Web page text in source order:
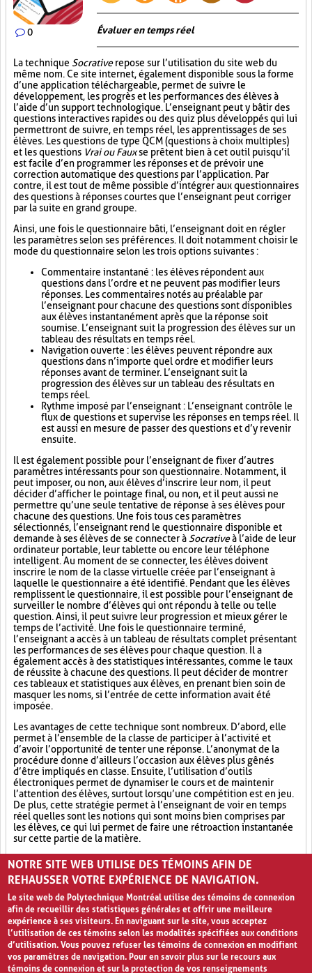
0 Évaluer en temps réel
La technique Socrativerepose sur l’utilisation du site web du
même nom. Ce site internet, également disponible sous la forme
d’une application téléchargeable, permet de suivre le
développement, les progrès et les performances des élèves à
l’aide d’un support technologique. L’enseignant peut y bâtir des
questions interactives rapides ou des quiz plus développés qui lui
permettront de suivre, en temps réel, les apprentissages de ses
élèves. Les questions de type QCM (questions à choix multiples)
et les questions Vrai ou Fauxse prêtent bien à cet outil puisqu’il
est facile d’en programmer les réponses et de prévoir une
correction automatique des questions par l’application. Par
contre, il est tout de même possible d’intégrer aux questionnaires
des questions à réponses courtes que l’enseignant peut corriger
par la suite en grand groupe.
Ainsi, une fois le questionnaire bâti, l’enseignant doit en régler
les paramètres selon ses préférences. Il doit notamment choisir le
mode du questionnaire selon les trois options suivantes :
Commentaire instantané : les élèves répondent aux
questions dans l’ordre et ne peuvent pas modifier leurs
réponses. Les commentaires notés au préalable par
l’enseignant pour chacune des questions sont disponibles
aux élèves instantanément après que la réponse soit
soumise. L’enseignant suit la progression des élèves sur un
tableau des résultats en temps réel.
Navigation ouverte : les élèves peuvent répondre aux
questions dans n’importe quel ordre et modifier leurs
réponses avant de terminer. L’enseignant suit la
progression des élèves sur un tableau des résultats en
temps réel.
Rythme imposé par l’enseignant : L’enseignant contrôle le
flux de questions et supervise les réponses en temps réel. Il
est aussi en mesure de passer des questions et d’y revenir
ensuite.
Il est également possible pour l’enseignant de fixer d’autres
paramètres intéressants pour son questionnaire. Notamment, il
peut imposer, ou non, aux élèves d’inscrire leur nom, il peut
décider d’afficher le pointage final, ou non, et il peut aussi ne
permettre qu’une seule tentative de réponse à ses élèves pour
chacune des questions. Une fois tous ces paramètres
sélectionnés, l’enseignant rend le questionnaire disponible et
demande à ses élèves de se connecter à Socrativeà l’aide de leur
ordinateur portable, leur tablette ou encore leur téléphone
intelligent. Au moment de se connecter, les élèves doivent
inscrire le nom de la classe virtuelle créée par l’enseignant à
laquelle le questionnaire a été identifié. Pendant que les élèves
remplissent le questionnaire, il est possible pour l’enseignant de
surveiller le nombre d’élèves qui ont répondu à telle ou telle
question. Ainsi, il peut suivre leur progression et mieux gérer le
temps de l’activité. Une fois le questionnaire terminé,
l’enseignant a accès à un tableau de résultats complet présentant
les performances de ses élèves pour chaque question. Il a
également accès à des statistiques intéressantes, comme le taux
de réussite à chacune des questions. Il peut décider de montrer
ces tableaux et statistiques aux élèves, en prenant bien soin de
masquer les noms, si l’entrée de cette information avait été
imposée.
Les avantages de cette technique sont nombreux. D’abord, elle
permet à l’ensemble de la classe de participer à l’activité et
d’avoir l’opportunité de tenter une réponse. L’anonymat de la
procédure donne d’ailleurs l’occasion aux élèves plus gênés
d’être impliqués en classe. Ensuite, l’utilisation d’outils
électroniques permet de dynamiser le cours et de maintenir
l’attention des élèves, surtout lorsqu’une compétition est en jeu.
De plus, cette stratégie permet à l’enseignant de voir en temps
réel quelles sont les notions qui sont moins bien comprises par
les élèves, ce qui lui permet de faire une rétroaction instantanée
sur cette partie de la matière.
Outil électronique (4) Socialisation (8) Ludification (9)
NOTRE SITE WEB UTILISE DES TÉMOINS AFIN DE
REHAUSSER VOTRE EXPÉRIENCE DE NAVIGATION.
Le site web de Polytechnique Montréal utilise des témoins de connexion
afin de recueillir des statistiques générales et offrir une meilleure
expérience à ses visiteurs. En naviguant sur le site, vous acceptez
l’utilisation de ces témoins selon les modalités spécifiées aux conditions
d’utilisation. Vous pouvez refuser les témoins de connexion en modifiant
vos paramètres de navigation. Pour en savoir plus sur le recours aux
témoins de connexion et sur la protection de vos renseignements